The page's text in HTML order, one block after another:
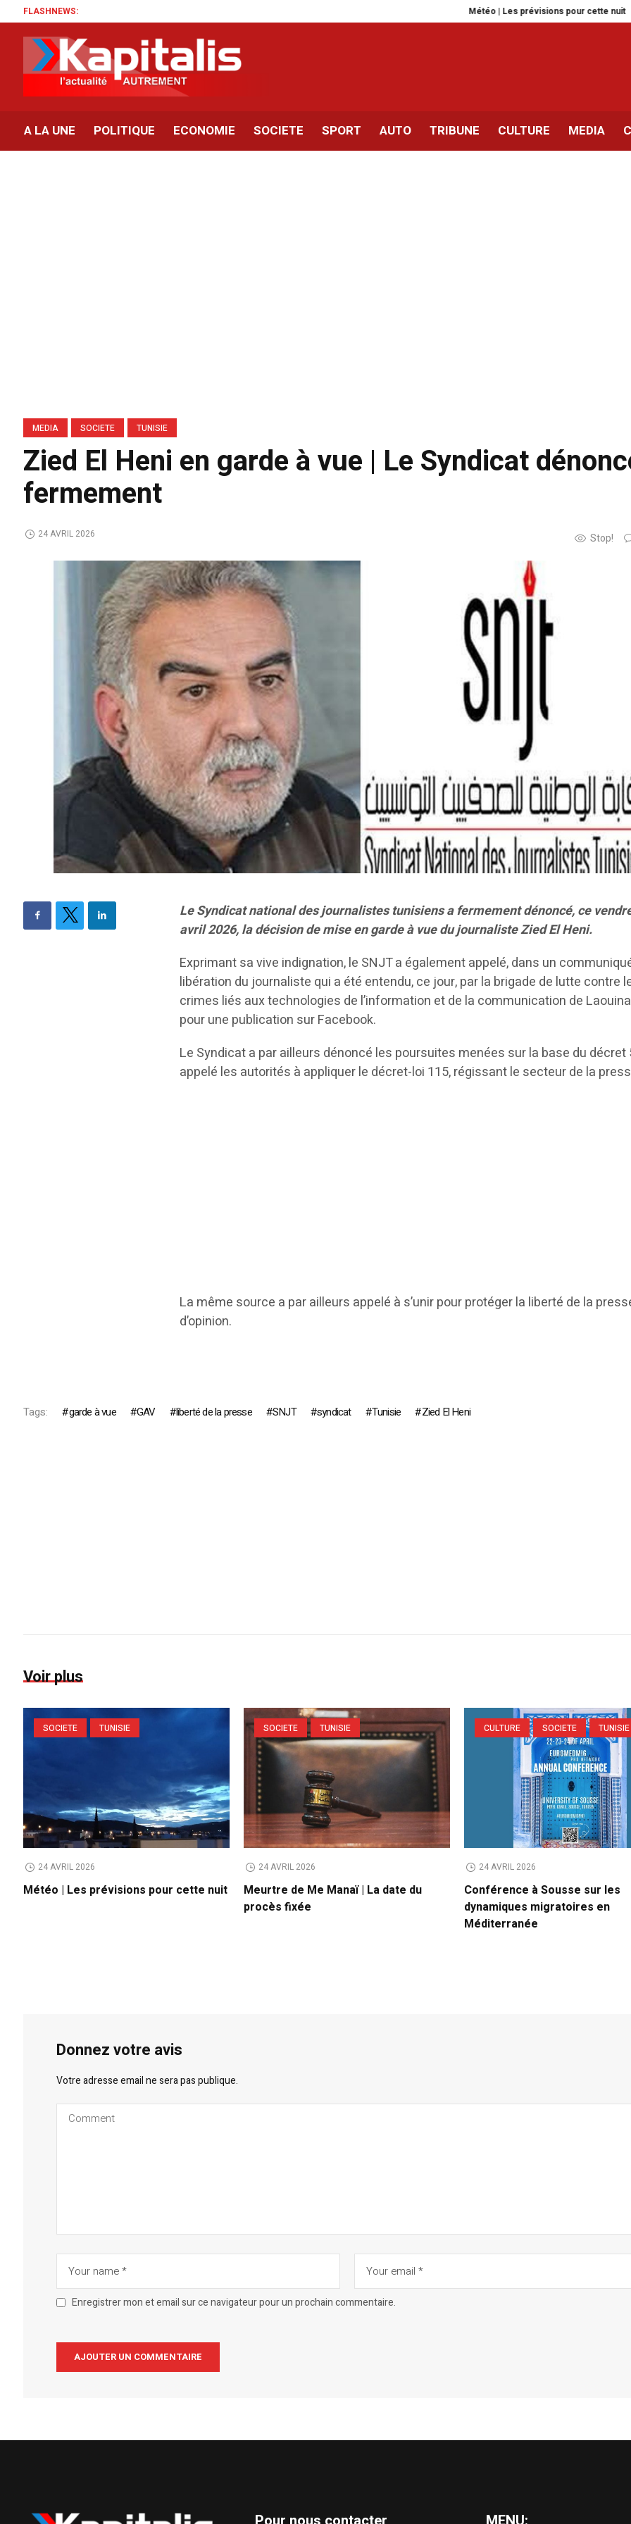
FLASHNEWS: Météo | Les prévisions pour cette nuit Zied El
A LA UNE POLITIQUE ECONOMIE SOCIETE SPORT AUTO TRIBUNE CULTURE MEDIA
MEDIA SOCIETE TUNISIE
Zied El Heni en garde à vue | Le Syndicat
fermement
Stop!
24 AVRIL 2026
Le Syndicat national des journalistes tunisiens a fermement dénoncé, ce
avril 2026, la décision de mise en garde à vue du journaliste Zied El Heni.
Exprimant sa vive indignation, le SNJT a également appelé, dans un
libération du journaliste qui a été entendu, ce jour, par la brigade de lutte contre
crimes liés aux technologies de l’information et de la communication de
pour une publication sur Facebook.
Le Syndicat a par ailleurs dénoncé les poursuites menées sur la base du décret
appelé les autorités à appliquer le décret-loi 115, régissant le secteur de la
La même source a par ailleurs appelé à s’unir pour protéger la liberté de la
d’opinion.
Tags: garde à vue GAV liberté de la presse SNJT syndicat Tunisie Zied El Heni
Voir plus
SOCIETE TUNISIE
24 AVRIL 2026
Météo | Les prévisions pour cette nuit
SOCIETE TUNISIE
24 AVRIL 2026
Meurtre de Me Manaï | La date du
procès fixée
CULTURE SOCIETE TUNISIE
24 AVRIL 2026
Conférence à Sousse sur les
dynamiques migratoires en
Méditerranée
Donnez votre avis
Votre adresse email ne sera pas publique.
Enregistrer mon et email sur ce navigateur pour un prochain commentaire.